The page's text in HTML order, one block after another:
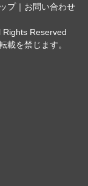
プ｜ お問い合わせ
Reserved
載を禁じます。